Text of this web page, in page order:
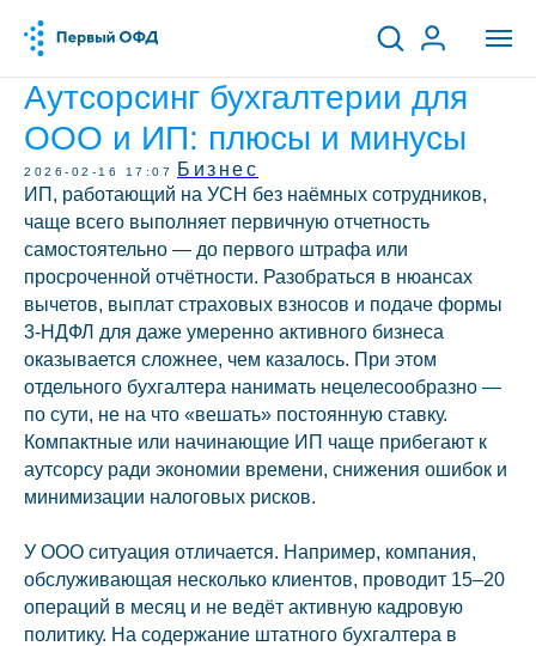
Аутсорсинг бухгалтерии для
ООО и ИП: плюсы и минусы
2026-02-16 17:07
Бизнес
ИП, работающий на УСН без наёмных сотрудников,
чаще всего выполняет первичную отчетность
самостоятельно — до первого штрафа или
просроченной отчётности. Разобраться в нюансах
вычетов, выплат страховых взносов и подаче формы
3-НДФЛ для даже умеренно активного бизнеса
оказывается сложнее, чем казалось. При этом
отдельного бухгалтера нанимать нецелесообразно —
по сути, не на что «вешать» постоянную ставку.
Компактные или начинающие ИП чаще прибегают к
аутсорсу ради экономии времени, снижения ошибок и
минимизации налоговых рисков.
У ООО ситуация отличается. Например, компания,
обслуживающая несколько клиентов, проводит 15–20
операций в месяц и не ведёт активную кадровую
политику. На содержание штатного бухгалтера в